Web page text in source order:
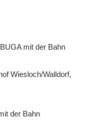
mit der Bahn
Wiesloch/Walldorf,
Bahn